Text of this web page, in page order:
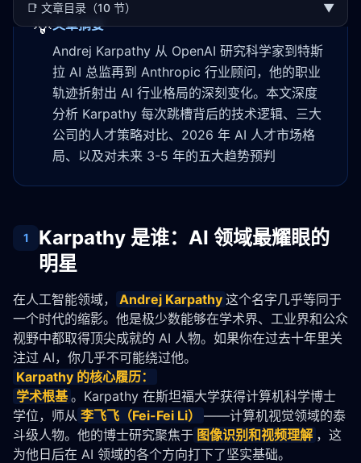
📑 文章目录（10 节） ▼
💡文章摘要
Andrej Karpathy 从 OpenAI 研究科学家到特斯
拉 AI 总监再到 Anthropic 行业顾问，他的职业
轨迹折射出 AI 行业格局的深刻变化。本文深度
分析 Karpathy 每次跳槽背后的技术逻辑、三大
公司的人才策略对比、2026 年 AI 人才市场格
局、以及对未来 3-5 年的五大趋势预判
1
Karpathy 是谁：AI 领域最耀眼的
明星
在人工智能领域， Andrej Karpathy 这个名字几乎等同于
一个时代的缩影。他是极少数能够在学术界、工业界和公众
视野中都取得顶尖成就的 AI 人物。如果你在过去十年里关
注过 AI，你几乎不可能绕过他。
Karpathy 的核心履历：
学术根基 。Karpathy 在斯坦福大学获得计算机科学博士
学位，师从 李飞飞（Fei-Fei Li）
——计算机视觉领域的泰
斗级人物。他的博士研究聚焦于 图像识别和视频理解 ，这
为他日后在 AI 领域的各个方向打下了坚实基础。